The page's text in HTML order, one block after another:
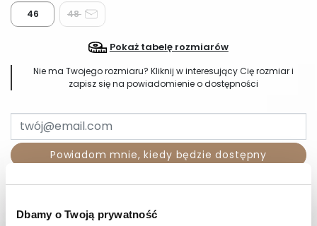
Dbamy o Twoją prywatność
46 48
Pokaż tabelę rozmiarów
Nie ma Twojego rozmiaru? Kliknij w interesujący Cię rozmiar i
zapisz się na powiadomienie o dostępności
Powiadom mnie, kiedy będzie dostępny